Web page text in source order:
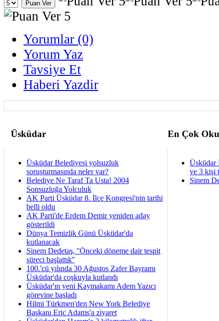
Yorumlar (0)
Yorum Yaz
Tavsiye Et
Haberi Yazdir
Üsküdar En Çok
Üsküdar Belediyesi yolsuzluk
soruşturmasında neler var?
Belediye Ne Taraf Ta Usta! 2004
Sonsuzluğa Yolculuk
AK Parti Üsküdar 8. İlçe Kongresi'nin tarihi
belli oldu
AK Parti'de Erdem Demir yeniden aday
gösterildi
Dünya Temizlik Günü Üsküdar'da
kutlanacak
Sinem Dedetaş, ''Önceki döneme dair tespit
süreci başlattık''
100.'cü yılında 30 Ağustos Zafer Bayramı
Üsküdar'da coşkuyla kutlandı
Üsküdar'ın yeni Kaymakamı Adem Yazıcı
görevine başladı
Hilmi Türkmen'den New York Belediye
Başkanı Eric Adams'a ziyaret
Üsküdar
ve 3 kişi
Sinem